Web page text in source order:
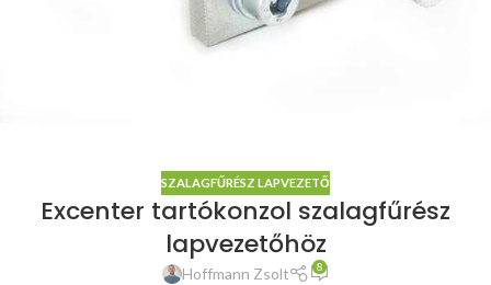
SZALAGFŰRÉSZ LAPVEZETŐ
Excenter tartókonzol szalagfűrész
lapvezetőhöz
Hoffmann Zsolt 8